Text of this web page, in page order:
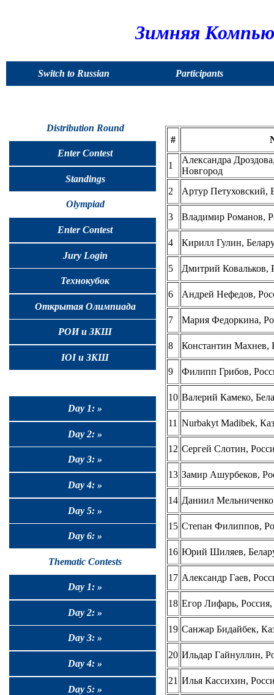
Зимняя
Switch to Russian Participants
Distribution Round
Enter Contest
Standings
Olympiad
Enter Contest
Jury Login
Технокубок
Открытая Олимпиада
РОИ и ЗКШ
IOI и ЗКШ
Day 1: »
Day 2: »
Day 3: »
Day 4: »
Day 5: »
Day 6: »
Thematic Contests
Day 1: »
Day 2: »
Day 3: »
Day 4: »
Day 5: »
#
1
Александра
Новгород
2
Артур Петуховский,
3 Владимир Романов,
4 Кирилл Гулин,
5 Дмитрий Ковальков,
6 Андрей Нефедов,
7 Мария Федоркина,
8 Константин Махнев,
9 Филипп Грибов,
10 Валерий Камеко,
11 Nurbakyt Madibek,
12 Сергей Слотин,
13 Замир Ашурбеков,
14 Даниил
15 Степан Филиппов,
16 Юрий Шиляев,
17 Александр Гаев,
18 Егор Лифарь,
19 Санжар Бидайбек,
20 Ильдар Гайнуллин,
21 Илья Кассихин,